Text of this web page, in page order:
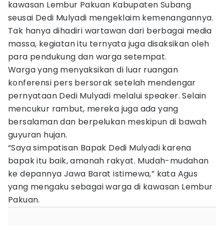
kawasan Lembur Pakuan Kabupaten Subang
seusai Dedi Mulyadi mengeklaim kemenangannya.
Tak hanya dihadiri wartawan dari berbagai media
massa, kegiatan itu ternyata juga disaksikan oleh
para pendukung dan warga setempat.
Warga yang menyaksikan di luar ruangan
konferensi pers bersorak setelah mendengar
pernyataan Dedi Mulyadi melalui speaker. Selain
mencukur rambut, mereka juga ada yang
bersalaman dan berpelukan meskipun di bawah
guyuran hujan.
“Saya simpatisan Bapak Dedi Mulyadi karena
bapak itu baik, amanah rakyat. Mudah-mudahan
ke depannya Jawa Barat istimewa,” kata Agus
yang mengaku sebagai warga di kawasan Lembur
Pakuan.